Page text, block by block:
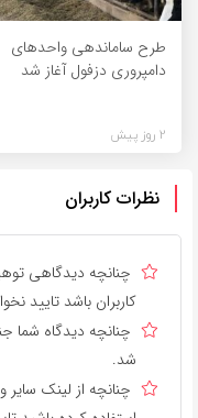
طرح ساماندهی واحدهای
دامپروری دزفول آغاز شد
2 روز پیش
نظرات کاربران
چنانچه دیدگاهی
کاربران باشد تایید
چنانچه دیدگاه شما
شد.
چنانچه از لینک